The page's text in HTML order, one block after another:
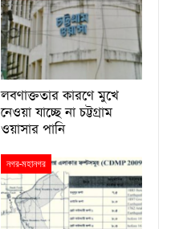
লবণাক্ততার কারণে মুখে
নেওয়া যাচ্ছে না চট্টগ্রাম
ওয়াসার পানি
নগর-মহানগর